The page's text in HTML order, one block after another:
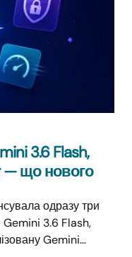
3.6 Flash,
— що нового
одразу три
Gemini 3.6 Flash,
Gemini…